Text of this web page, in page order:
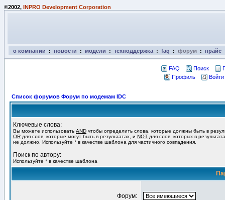
©2002, INPRO Development Corporation
о компании : новости : модели : техподдержка : faq : форум : прайс
FAQ Поиск
Профиль
Список форумов Форум по модемам IDC
Ключевые слова:
Вы можете использовать AND чтобы определить слова, которые должны быть в
OR для слов, которые могут быть в результатах, и NOT для слов, которых в
не должно. Используйте * в качестве шаблона для частичного совпадения.
Поиск по автору:
Используйте * в качестве шаблона
Форум: